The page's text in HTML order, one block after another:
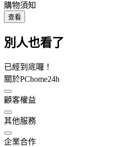
購物須知
查看
別人也看了
已經到底囉！
關於PChome24h
顧客權益
其他服務
企業合作